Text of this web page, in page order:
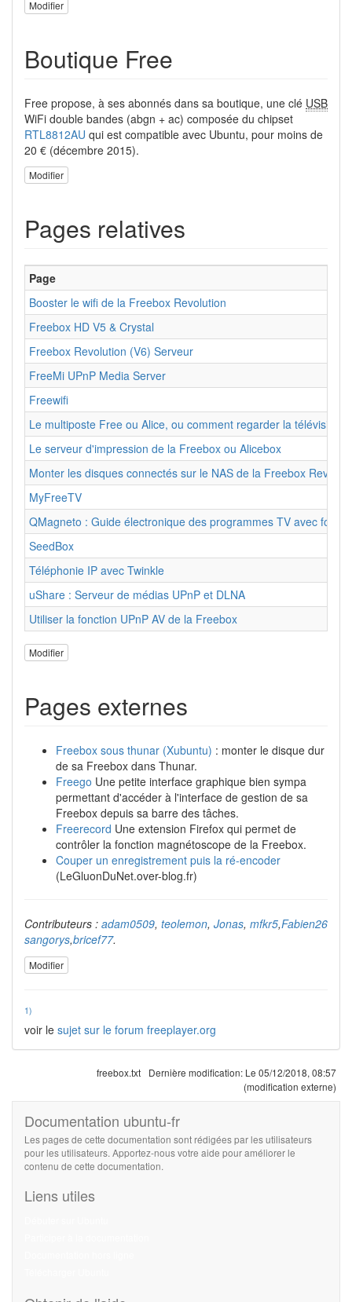
Modifier
Boutique Free
Free propose, à ses abonnés dans sa boutique, une clé USB
WiFi double bandes (abgn + ac) composée du chipset
RTL8812AU qui est compatible avec Ubuntu, pour moins de
20 € (décembre 2015).
Modifier
Pages relatives
Page
Booster le wifi de la Freebox Revolution
Freebox HD V5 & Crystal
Freebox Revolution (V6) Serveur
FreeMi UPnP Media Server
Freewifi
Le multiposte Free ou Alice, ou comment regarder la télévision
Le serveur d'impression de la Freebox ou Alicebox
Monter les disques connectés sur le NAS de la Freebox
MyFreeTV
QMagneto : Guide électronique des programmes TV avec
SeedBox
Téléphonie IP avec Twinkle
uShare : Serveur de médias UPnP et DLNA
Utiliser la fonction UPnP AV de la Freebox
Modifier
Pages externes
Freebox sous thunar (Xubuntu) : monter le disque dur
de sa Freebox dans Thunar.
Freego Une petite interface graphique bien sympa
permettant d'accéder à l'interface de gestion de sa
Freebox depuis sa barre des tâches.
Freerecord Une extension Firefox qui permet de
contrôler la fonction magnétoscope de la Freebox.
Couper un enregistrement puis la ré-encoder
(LeGluonDuNet.over-blog.fr)
Contributeurs : adam0509, teolemon, Jonas, mfkr5,Fabien26
sangorys,bricef77.
Modifier
1)
voir le sujet sur le forum freeplayer.org
freebox.txt Dernière modification: Le 05/12/2018, 08:57
(modification externe)
Documentation ubuntu-fr
Les pages de cette documentation sont rédigées par les utilisateurs
pour les utilisateurs. Apportez-nous votre aide pour améliorer le
contenu de cette documentation.
Liens utiles